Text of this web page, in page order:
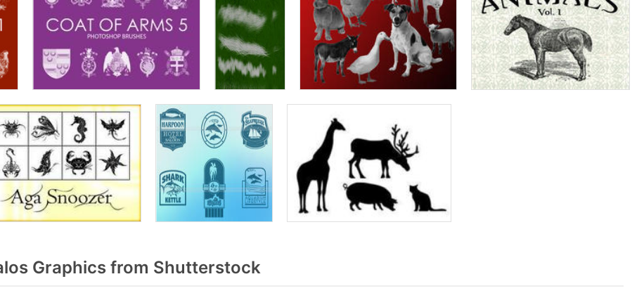
Graphics from Shutterstock